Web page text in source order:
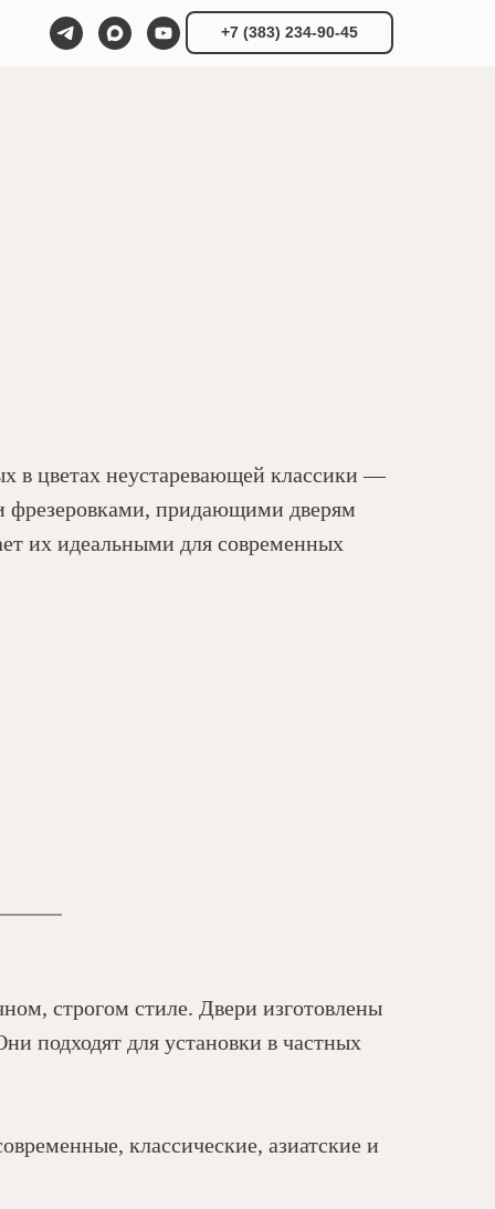
+7 (383) 234-90-45
в цветах неустаревающей классики —
придающими дверям
их идеальными для современных
строгом стиле. Двери изготовлены
подходят для установки в частных
классические, азиатские и